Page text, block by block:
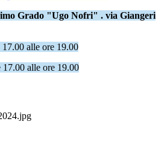
Grado "Ugo Nofri" . via Giangeri
alle ore 19.00
17.00 alle ore 19.00